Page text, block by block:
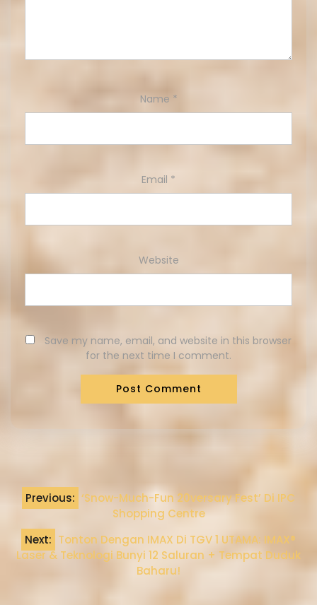
Name *
Email *
Website
Save my name, email, and website in this browser
for the next time I comment.
Previous: ‘Snow-Much-Fun 20versary Fest’ Di IPC
Shopping Centre
Next: Tonton Dengan IMAX Di TGV 1 UTAMA: IMAX®
Laser & Teknologi Bunyi 12 Saluran + Tempat Duduk
Baharu!